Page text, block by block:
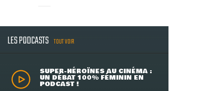
LES PODCASTS TOUT VOIR
SUPER-HÉROÏNES AU CINÉMA :
UN DÉBAT 100% FÉMININ EN
PODCAST !